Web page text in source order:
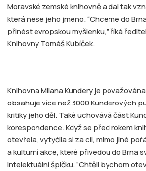
Moravské zemské knihovně a dal tak
která nese jeho jméno. “Chceme do
přinést evropskou myšlenku,” říká
Knihovny Tomáš Kubíček.
Knihovna Milana Kundery je
obsahuje více než 3000 Kunderových
kritiky jeho děl. Také uchovává část
korespondence. Když se před rokem
otevřela, vytyčila si za cíl, mimo jiné
a kulturní akce, které přivedou do Brna
intelektuální špičku. “Chtěli bychom